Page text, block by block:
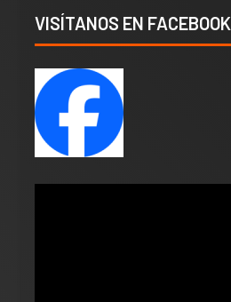
VISÍTANOS EN FACEBOOK